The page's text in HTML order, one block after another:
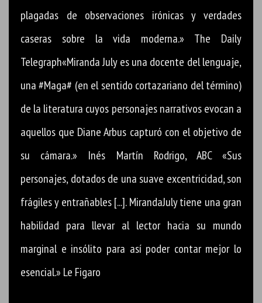
plagadas de observaciones irónicas y verdades
caseras sobre la vida moderna.» The Daily
Telegraph«Miranda July es una docente del lenguaje,
una #Maga# (en el sentido cortazariano del término)
de la literatura cuyos personajes narrativos evocan a
aquellos que Diane Arbus capturó con el objetivo de
su cámara.» Inés Martín Rodrigo, ABC «Sus
personajes, dotados de una suave excentricidad, son
frágiles y entrañables [...]. MirandaJuly tiene una gran
habilidad para llevar al lector hacia su mundo
marginal e insólito para así poder contar mejor lo
esencial.» Le Figaro